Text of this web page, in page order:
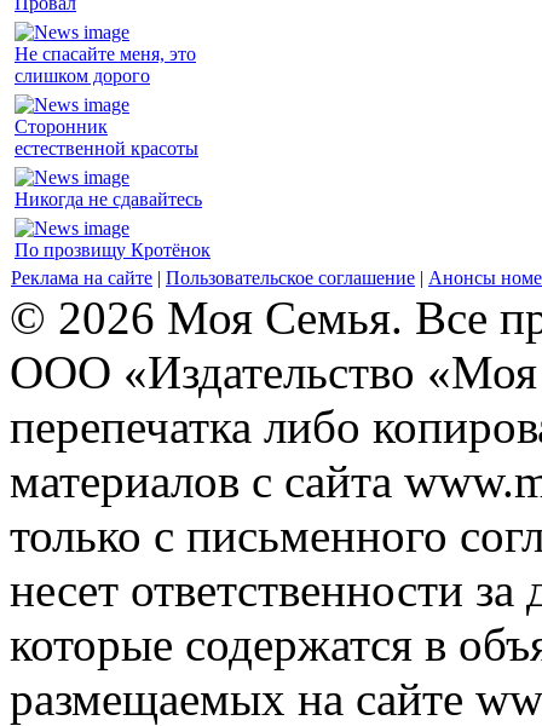
Не спасайте меня, это
слишком дорого
Сторонник
естественной красоты
Никогда не сдавайтесь
По прозвищу Кротёнок
Реклама на сайте | Пользовательское соглашение | Анонсы
© 2026 Моя Семья. Все
ООО «Издательство
перепечатка либо
материалов с сайта
только с письменного
несет ответственности
которые содержатся в
размещаемых на сайте